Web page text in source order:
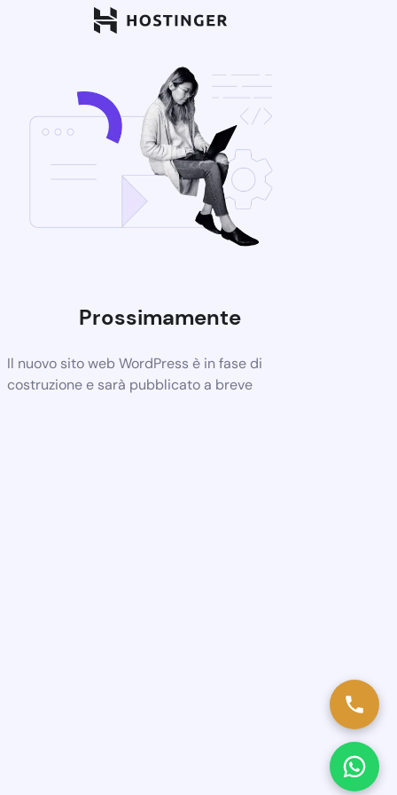
Prossimamente
Il nuovo sito web WordPress è in fase di
costruzione e sarà pubblicato a breve